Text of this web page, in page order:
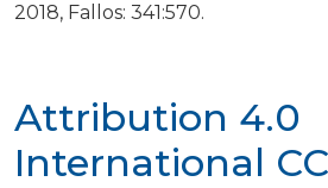
Attribution 4.0
International
2018, Fallos: 341:570.